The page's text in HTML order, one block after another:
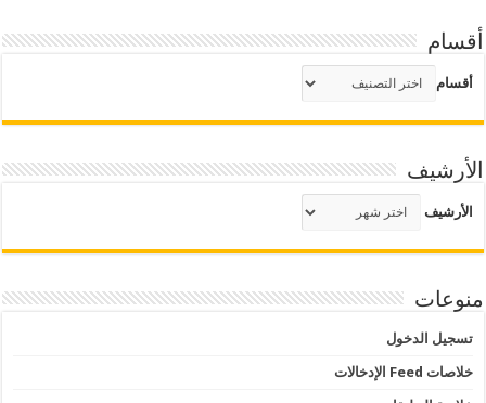
أقسام
أقسام
الأرشيف
الأرشيف
منوعات
تسجيل الدخول
خلاصات Feed الإدخالات